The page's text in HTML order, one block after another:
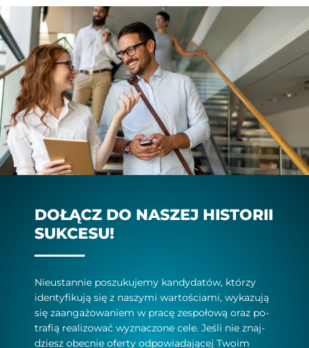
DOŁĄCZ DO NASZEJ HISTORII
SUKCESU!
Nieu­stan­nie po­szu­ku­je­my kan­dy­da­tó­w, któ­rzy
iden­ty­fi­ku­ją się z na­szy­mi war­to­ścia­mi, wy­ka­zu­ją
się za­an­ga­żo­wa­niem w pra­cę ze­spo­ło­wą oraz po­
tra­fią re­ali­zo­wać wy­zna­czo­ne ce­le. Je­śli nie znaj­
dziesz obec­nie ofer­ty od­po­wia­da­ją­cej Two­im